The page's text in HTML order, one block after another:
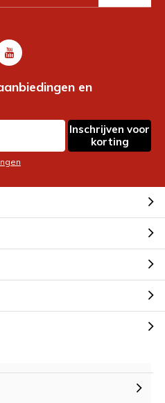
en
Inschrijven voor
korting